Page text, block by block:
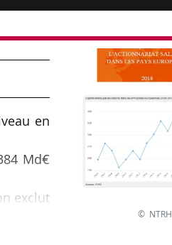
en
Md€
exclut
© NTRH